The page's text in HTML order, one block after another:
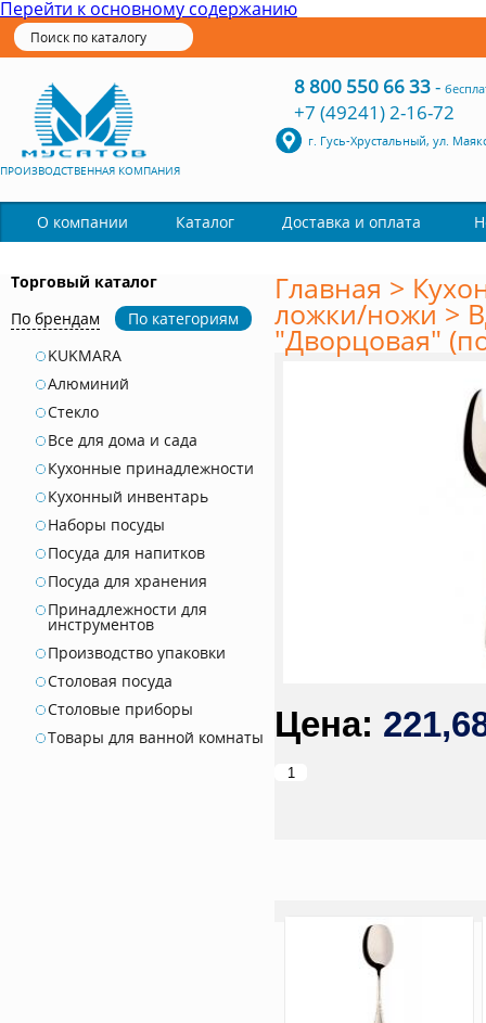
Перейти к основному содержанию
ПРОИЗВОДСТВЕННАЯ КОМПАНИЯ
8 800 550 66 33-
+7 (49241) 2-16-72
г. Гусь-Хрустальный, ул.
О компании Каталог Доставка и оплата
Торговый каталог
По брендам
По категориям
KUKMARA
Алюминий
Стекло
Все для дома и сада
Кухонные принадлежности
Кухонный инвентарь
Наборы посуды
Посуда для напитков
Посуда для хранения
Принадлежности для
инструментов
Производство упаковки
Столовая посуда
Столовые приборы
Товары для ванной комнаты
Главная >
ложки/ножи >
"Дворцовая"